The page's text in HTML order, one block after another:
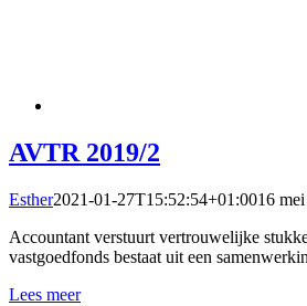
AVTR 2019/2
Esther2021-01-27T15:52:54+01:0016
Accountant verstuurt vertrouwelijke
vastgoedfonds bestaat uit een
Lees meer